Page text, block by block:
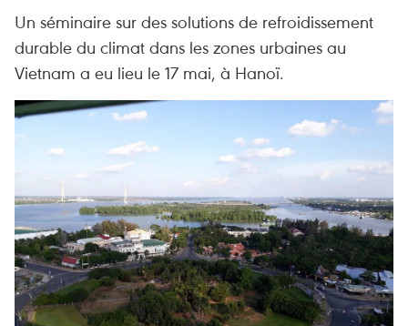
Un séminaire sur des solutions de refroidissement
durable du climat dans les zones urbaines au
Vietnam a eu lieu le 17 mai, à Hanoï.